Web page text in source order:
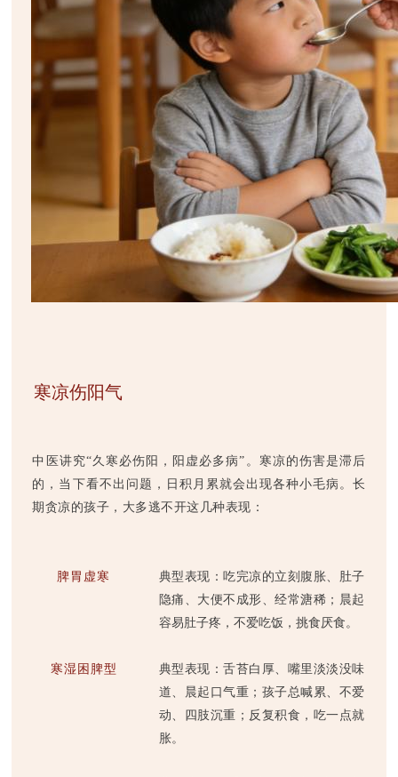
寒凉伤阳气
中医讲究“久寒必伤阳，阳虚必多病”。寒凉的伤害是滞后
的，当下看不出问题，日积月累就会出现各种小毛病。长
期贪凉的孩子，大多逃不开这几种表现：
脾胃虚寒
典型表现：吃完凉的立刻腹胀、肚子
隐痛、大便不成形、经常溏稀；晨起
容易肚子疼，不爱吃饭，挑食厌食。
寒湿困脾型
典型表现：舌苔白厚、嘴里淡淡没味
道、晨起口气重；孩子总喊累、不爱
动、四肢沉重；反复积食，吃一点就
胀。